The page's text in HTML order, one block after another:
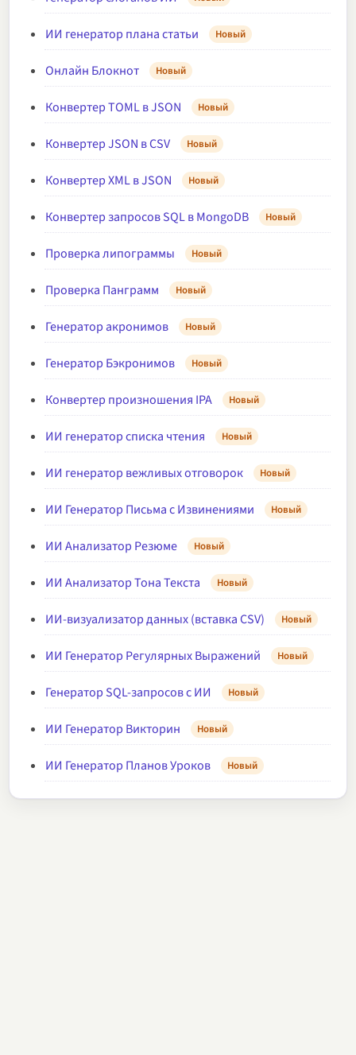
ИИ генератор плана статьи Новый
Онлайн Блокнот Новый
Конвертер TOML в JSON Новый
Конвертер JSON в CSV Новый
Конвертер XML в JSON Новый
Конвертер запросов SQL в MongoDB Новый
Проверка липограммы Новый
Проверка Панграмм Новый
Генератор акронимов Новый
Генератор Бэкронимов Новый
Конвертер произношения IPA Новый
ИИ генератор списка чтения Новый
ИИ генератор вежливых отговорок Новый
ИИ Генератор Письма с Извинениями Новый
ИИ Анализатор Резюме Новый
ИИ Анализатор Тона Текста Новый
ИИ-визуализатор данных (вставка CSV) Новый
ИИ Генератор Регулярных Выражений Новый
Генератор SQL-запросов с ИИ Новый
ИИ Генератор Викторин Новый
ИИ Генератор Планов Уроков Новый